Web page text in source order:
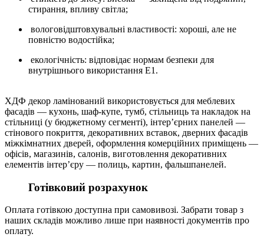
стирання, впливу світла;
вологовідштовхувальні властивості: хороші, але не
повністю водостійка;
екологічність: відповідає нормам безпеки для
внутрішнього використання E1.
ХДФ декор ламінований використовується для меблевих
фасадів — кухонь, шаф-купе, тумб, стільниць та накладок на
стільниці (у бюджетному сегменті), інтер’єрних панелей —
стінового покриття, декоративних вставок, дверних фасадів
міжкімнатних дверей, оформлення комерційних приміщень —
офісів, магазинів, салонів, виготовлення декоративних
елементів інтер’єру — полиць, картин, фальшпанелей.
Готівковий розрахунок
Оплата готівкою доступна при самовивозі. Забрати товар з
наших складів можливо лише при наявності документів про
оплату.